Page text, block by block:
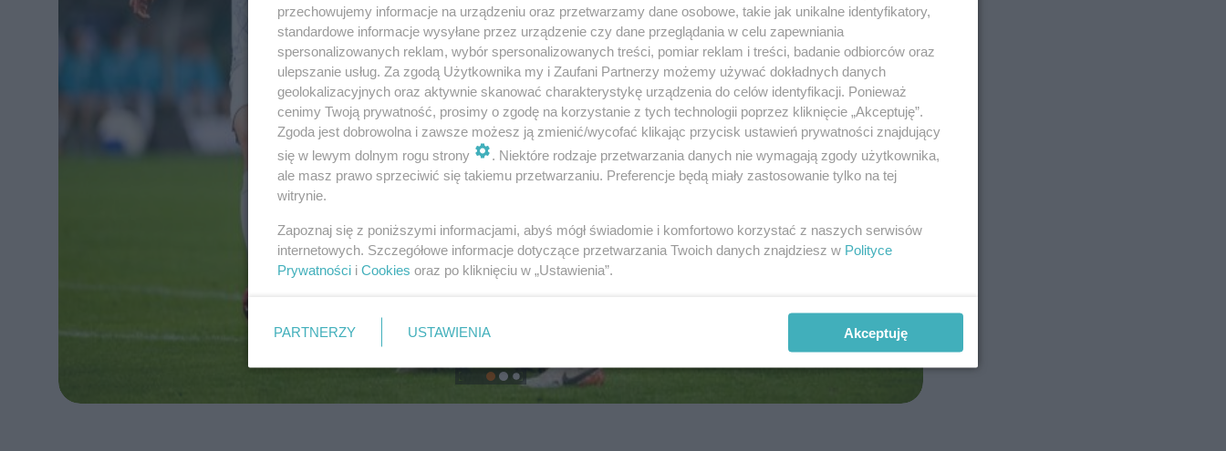
przechowujemy informacje na urządzeniu oraz przetwarzamy dane osobowe, takie jak unikalne identyfikatory,
standardowe informacje wysyłane przez urządzenie czy dane przeglądania w celu zapewniania
spersonalizowanych reklam, wybór spersonalizowanych treści, pomiar reklam i treści, badanie odbiorców oraz
ulepszanie usług. Za zgodą Użytkownika my i Zaufani Partnerzy możemy używać dokładnych danych
geolokalizacyjnych oraz aktywnie skanować charakterystykę urządzenia do celów identyfikacji. Ponieważ
cenimy Twoją prywatność, prosimy o zgodę na korzystanie z tych technologii poprzez kliknięcie „Akceptuję”.
Zgoda jest dobrowolna i zawsze możesz ją zmienić/wycofać klikając przycisk ustawień prywatności znajdujący
się w lewym dolnym rogu strony
. Niektóre rodzaje przetwarzania danych nie wymagają zgody użytkownika,
ale masz prawo sprzeciwić się takiemu przetwarzaniu. Preferencje będą miały zastosowanie tylko na tej
witrynie.
Zapoznaj się z poniższymi informacjami, abyś mógł świadomie i komfortowo korzystać z naszych serwisów
internetowych. Szczegółowe informacje dotyczące przetwarzania Twoich danych znajdziesz w Polityce
Prywatności i Cookies oraz po kliknięciu w „Ustawienia”.
PARTNERZY USTAWIENIA Akceptuję